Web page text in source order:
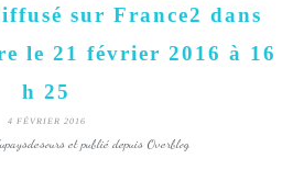
sur France2 dans
le 21 février 2016 à 16
h 25
4 FÉVRIER 2016
et publié depuis Overblog